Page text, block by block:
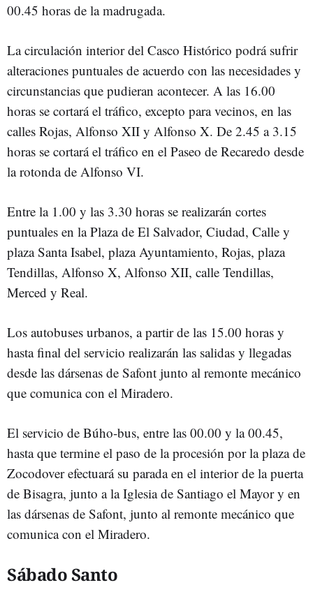
00.45 horas de la madrugada.
La circulación interior del Casco Histórico podrá sufrir
alteraciones puntuales de acuerdo con las necesidades y
circunstancias que pudieran acontecer. A las 16.00
horas se cortará el tráfico, excepto para vecinos, en las
calles Rojas, Alfonso XII y Alfonso X. De 2.45 a 3.15
horas se cortará el tráfico en el Paseo de Recaredo desde
la rotonda de Alfonso VI.
Entre la 1.00 y las 3.30 horas se realizarán cortes
puntuales en la Plaza de El Salvador, Ciudad, Calle y
plaza Santa Isabel, plaza Ayuntamiento, Rojas, plaza
Tendillas, Alfonso X, Alfonso XII, calle Tendillas,
Merced y Real.
Los autobuses urbanos, a partir de las 15.00 horas y
hasta final del servicio realizarán las salidas y llegadas
desde las dársenas de Safont junto al remonte mecánico
que comunica con el Miradero.
El servicio de Búho-bus, entre las 00.00 y la 00.45,
hasta que termine el paso de la procesión por la plaza de
Zocodover efectuará su parada en el interior de la puerta
de Bisagra, junto a la Iglesia de Santiago el Mayor y en
las dársenas de Safont, junto al remonte mecánico que
comunica con el Miradero.
Sábado Santo